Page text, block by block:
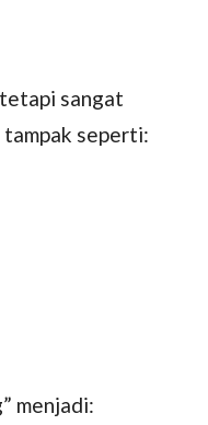
sangat
tampak seperti:
menjadi: